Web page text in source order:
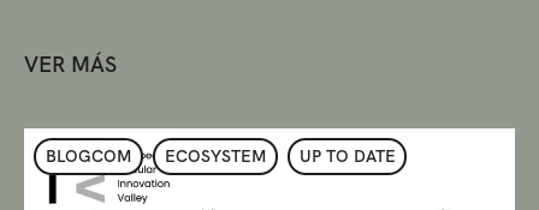
VER MÁS
BLOGCOM ECOSYSTEM UP TO DATE